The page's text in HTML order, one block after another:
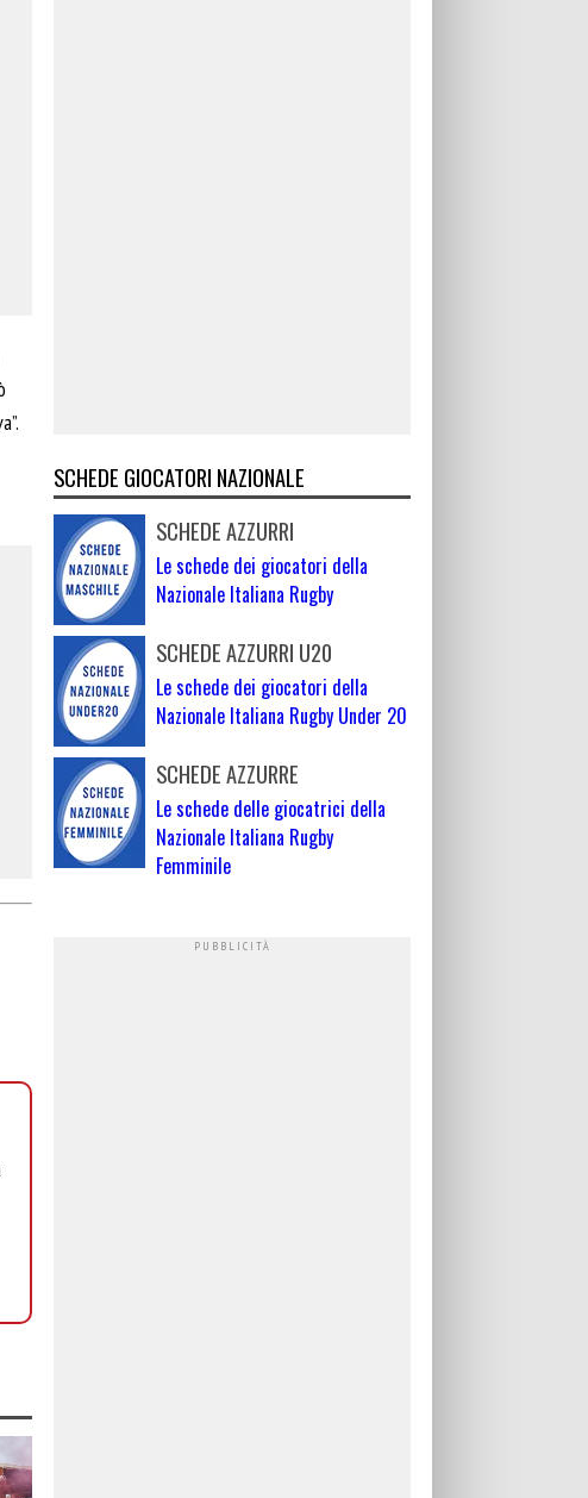
SCHEDE GIOCATORI NAZIONALE
SCHEDE AZZURRI
Le schede dei giocatori della
Nazionale Italiana Rugby
SCHEDE AZZURRI U20
Le schede dei giocatori della
Nazionale Italiana Rugby Under 20
SCHEDE AZZURRE
Le schede delle giocatrici della
Nazionale Italiana Rugby
Femminile